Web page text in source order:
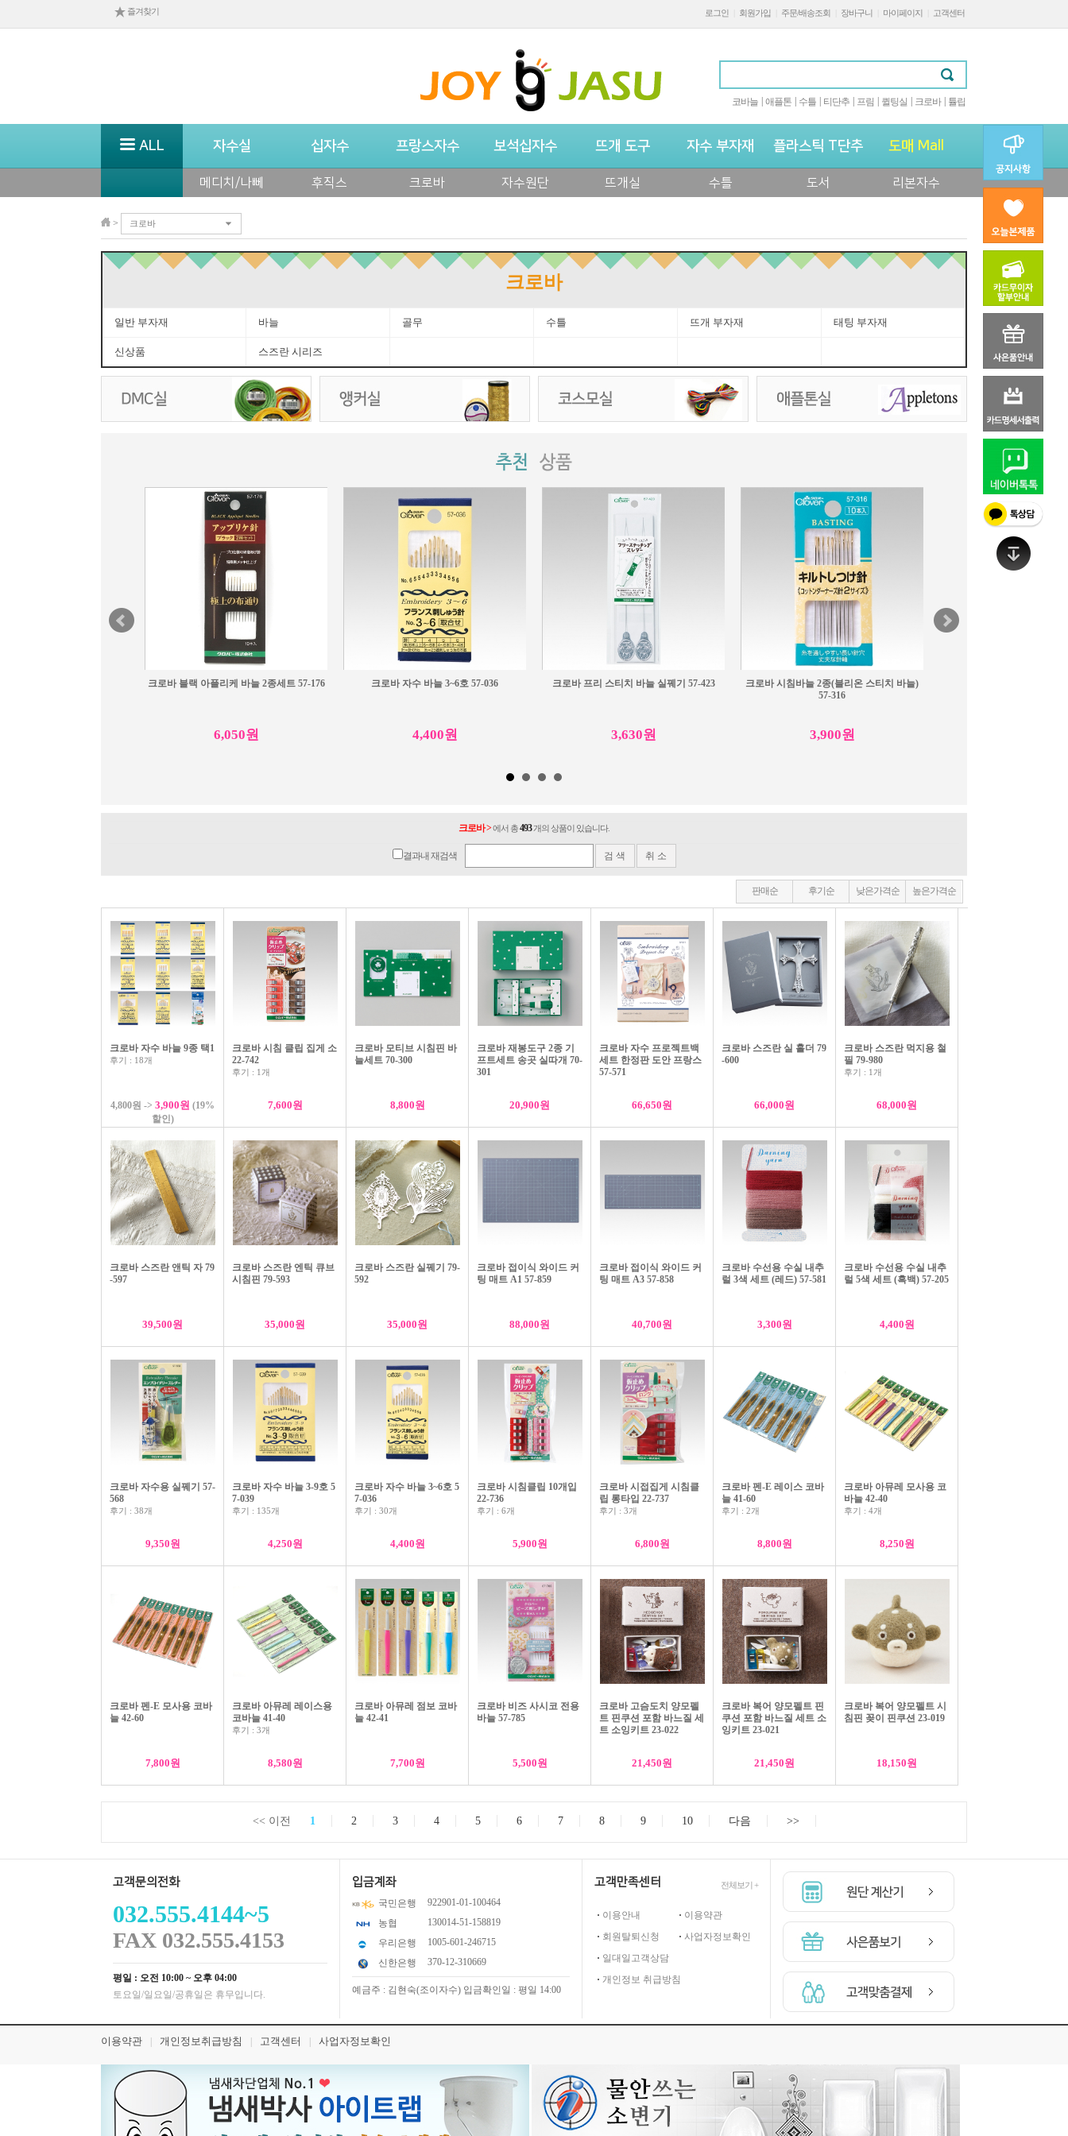
즐겨찾기 로그인 회원가입 주문/배송조회 장바구니 마이페이지 고객센터
코바늘 애플톤 수틀 티단추 프림 퀼팅실 크로바 튤립
ALL 자수실 십자수 프랑스자수 보석십자수 뜨개 도구 자수 부자재 플라스틱 T단추 도매 Mall
메디치/나뻬 후직스 크로바 자수원단 뜨개실 수틀 도서 리본자수
> 크로바
크로바
일반 부자재 바늘 골무 수틀 뜨개 부자재 태팅 부자재
신상품 스즈란 시리즈
크로바 퀼트 바늘 12호 57-324 크로바 패치워크 바늘 4종 세트 57-302 크로바 곡선 돗바늘 세트 55-050 크로바 자수 바늘 3-9호 57-039
크로바 블랙 아플리케 바늘 2종세트 57-176
6,050원
크로바 자수 바늘 3~6호 57-036
4,400원
크로바 프리 스티치 바늘 실꿰기 57-423
3,630원
크로바 시침바늘 2종(블리온 스티치 바늘)
57-316
3,900원
크로바 인형 바늘 5호 57-295 크로바 사시코 자수 바늘 57-232
3,900원
크로바 자수 바늘 7~10호 57-070 크로바 매트리스 손바늘 57-384
4,400원
크로바 비즈 자수 바늘 긴 바늘 75-485 크로바 십자수 바늘 24호 57-204
4,800원 ->3,900원
크로바 비즈 사시코 전용 바늘 57-785
5,500원
크로바 퀼팅 바늘 2종세트 57-321
크로바 퀼트 바늘 12호 57-324
3,900원
크로바 패치워크 바늘 4종 세트 57-302
3,900원
크로바 곡선 돗바늘 세트 55-050
4,950원
크로바 자수 바늘 3-9호 57-039
4,250원
크로바 블랙 아플리케 바늘 2종세트 57-176
6,050원
크로바 자수 바늘 3~6호 57-036
4,400원
크로바 프리 스티치 바늘 실꿰기 57-423
3,630원
크로바 시침바늘 2종(블리온 스티치 바늘)
57-316
3,900원
크로바 >에서 총493개의 상품이 있습니다.
결과내 재검색
판매순 후기순 낮은가격순 높은가격순
크로바 자수 바늘 9종 택1
후기 : 18개
4,800원 -> 3,900원 (19%
할인)
크로바 시침 클립 집게 소
22-742
후기 : 1개
7,600원
크로바 모티브 시침핀 바
늘세트 70-300
8,800원
크로바 재봉도구 2종 기
프트세트 송곳 실따개 70-
301
20,900원
크로바 자수 프로젝트백
세트 한정판 도안 프랑스
57-571
66,650원
크로바 스즈란 실 홀더 79
-600
66,000원
크로바 스즈란 먹지용 철
필 79-980
후기 : 1개
68,000원
크로바 스즈란 앤틱 자 79
-597
39,500원
크로바 스즈란 엔틱 큐브
시침핀 79-593
35,000원
크로바 스즈란 실꿰기 79-
592
35,000원
크로바 접이식 와이드 커
팅 매트 A1 57-859
88,000원
크로바 접이식 와이드 커
팅 매트 A3 57-858
40,700원
크로바 수선용 수실 내추
럴 3색 세트 (레드) 57-581
3,300원
크로바 수선용 수실 내추
럴 5색 세트 (흑백) 57-205
4,400원
크로바 자수용 실꿰기 57-
568
후기 : 38개
9,350원
크로바 자수 바늘 3-9호 5
7-039
후기 : 135개
4,250원
크로바 자수 바늘 3~6호 5
7-036
후기 : 30개
4,400원
크로바 시침클립 10개입
22-736
후기 : 6개
5,900원
크로바 시접집게 시침클
립 롱타입 22-737
후기 : 3개
6,800원
크로바 펜-E 레이스 코바
늘 41-60
후기 : 2개
8,800원
크로바 아뮤레 모사용 코
바늘 42-40
후기 : 4개
8,250원
크로바 펜-E 모사용 코바
늘 42-60
7,800원
크로바 아뮤레 레이스용
코바늘 41-40
후기 : 3개
8,580원
크로바 아뮤레 점보 코바
늘 42-41
7,700원
크로바 비즈 사시코 전용
바늘 57-785
5,500원
크로바 고슴도치 양모펠
트 핀쿠션 포함 바느질 세
트 소잉키트 23-022
21,450원
크로바 복어 양모펠트 핀
쿠션 포함 바느질 세트 소
잉키트 23-021
21,450원
크로바 복어 양모펠트 시
침핀 꽂이 핀쿠션 23-019
18,150원
<< 이전 1 2 3 4 5 6 7 8 9 10 다음 >>
고객문의전화
032.555.4144~5
FAX 032.555.4153
평일 : 오전 10:00 ~ 오후 04:00
토요일/일요일/공휴일은 휴무입니다.
입금계좌
국민은행
922901-01-100464
농협
130014-51-158819
우리은행
1005-601-246715
신한은행
370-12-310669
예금주 : 김현숙(조이자수) 입금확인일 : 평일 14:00
전체보기 +
고객만족센터
이용안내
이용약관
회원탈퇴신청
사업자정보확인
일대일고객상담
개인정보 취급방침
이용약관 개인정보취급방침 고객센터 사업자정보확인